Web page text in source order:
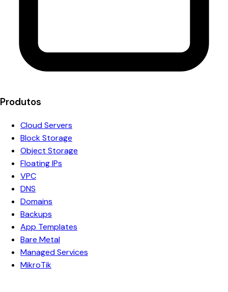
Produtos
Cloud Servers
Block Storage
Object Storage
Floating IPs
VPC
DNS
Domains
Backups
App Templates
Bare Metal
Managed Services
MikroTik